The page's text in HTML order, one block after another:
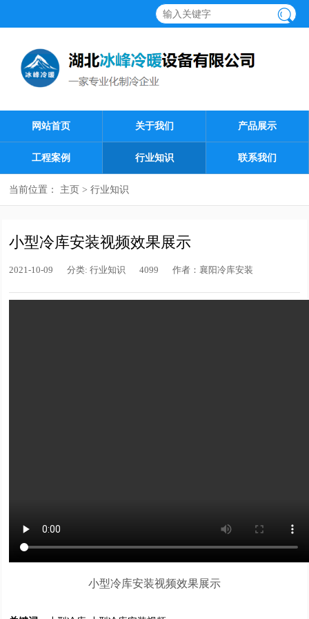
网站首页 关于我们 产品展示
工程案例 行业知识 联系我们
当前位置： 主页 > 行业知识
小型冷库安装视频效果展示
2021-10-09 分类: 行业知识 4099 作者： 襄阳冷库安装
小型冷库安装视频效果展示